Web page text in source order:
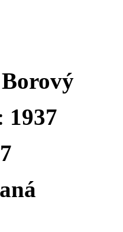
1937